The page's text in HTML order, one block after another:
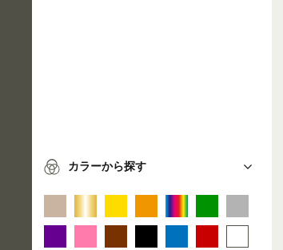
カラーから探す